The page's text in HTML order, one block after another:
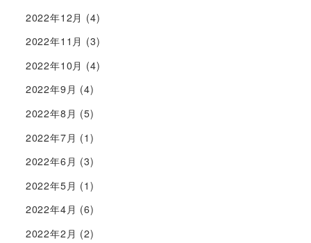
2022年12月 (4)
2022年11月 (3)
2022年10月 (4)
2022年9月 (4)
2022年8月 (5)
2022年7月 (1)
2022年6月 (3)
2022年5月 (1)
2022年4月 (6)
2022年2月 (2)